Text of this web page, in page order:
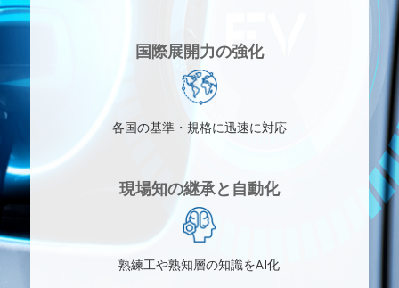
国際展開力の強化
各国の基準・規格に迅速に対応
現場知の継承と自動化
熟練工や熟知層の知識をAI化